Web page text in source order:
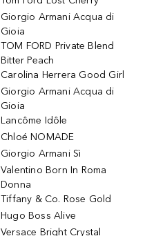
Giorgio Armani Acqua di
Gioia
TOM FORD Private Blend
Bitter Peach
Carolina Herrera Good Girl
Giorgio Armani Acqua di
Gioia
Lancôme Idôle
Chloé NOMADE
Giorgio Armani Sì
Valentino Born In Roma
Donna
Tiffany & Co. Rose Gold
Hugo Boss Alive
Versace Bright Crystal